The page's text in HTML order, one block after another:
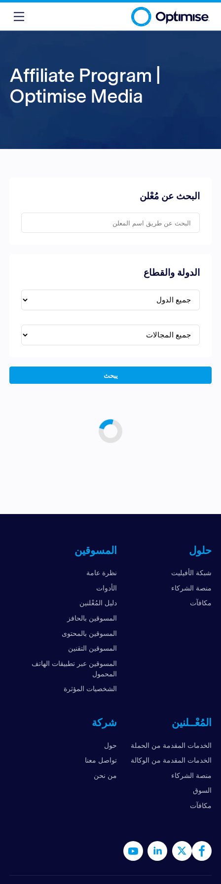
Affiliate Program |
Optimise Media
البحث عن مُعْلن
الدولة والقطاع
يبحث
حلول
شبكة الأفيليت
منصة الشركاء
مكافآت
المسوقين
نظرة عامة
الأدوات
دليل المُعْلنين
المسوقين بالحافز
المسوقين بالمحتوى
المسوقين التقنين
المسوقين عبر تطبيقات الهاتف
المحمول
الشخصيات المؤثرة
المُعْــلنين
الخدمات المقدمة من الحملة
الخدمات المقدمة من الوكالة
منصة الشركاء
السوق
مكافآت
شركة
حول
تواصل معنا
من نحن